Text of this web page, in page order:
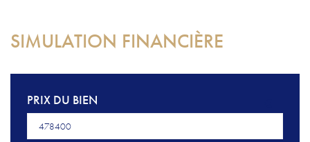
SIMULATION FINANCIÈRE
PRIX DU BIEN